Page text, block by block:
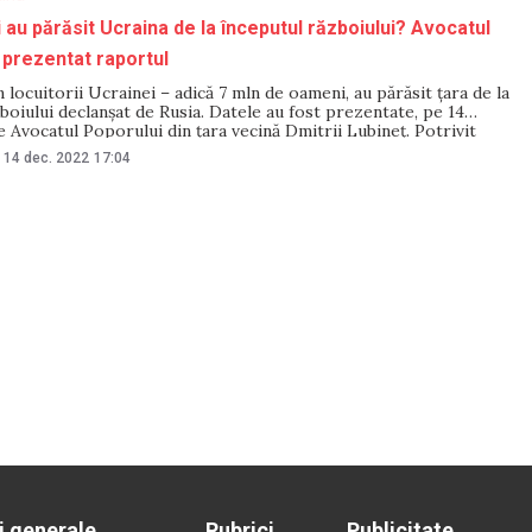
au părăsit Ucraina de la începutul războiului? Avocatul
prezentat raportul
locuitorii Ucrainei – adică 7 mln de oameni, au părăsit țara de la
declanșat de Rusia. Datele au fost prezentate, pe 14
Avocatul Poporului din țara vecină Dmitrii Lubineț. Potrivit
de Avocatul Poporului din Ucraina, fiecare a doua familie
14 dec. 2022 17:04